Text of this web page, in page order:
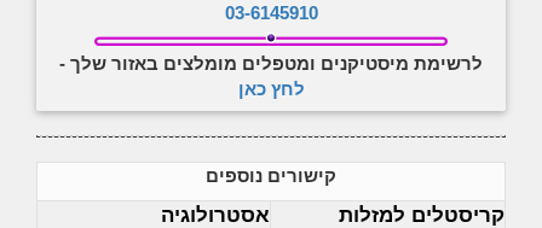
03-6145910
לרשימת מיסטיקנים ומטפלים מומלצים באזור שלך -
לחץ כאן
קישורים נוספים
קריסטלים למזלות
אסטרולוגיה